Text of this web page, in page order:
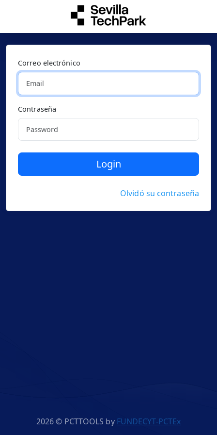
Correo electrónico
Contraseña
Login
Olvidó su contraseña
2026 © PCTTOOLS by FUNDECYT-PCTEx